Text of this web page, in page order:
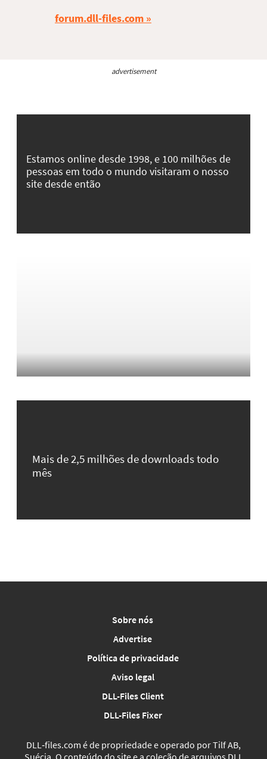
forum.dll-files.com
advertisement
Estamos online desde 1998, e 100 milhões de
pessoas em todo o mundo visitaram o nosso
site desde então
Mais de 2,5 milhões de downloads todo
mês
Sobre nós
Advertise
Política de privacidade
Aviso legal
DLL-Files Client
DLL-Files Fixer
DLL‑files.com é de propriedade e operado por Tilf AB,
Suécia. O conteúdo do site e a coleção de arquivos DLL